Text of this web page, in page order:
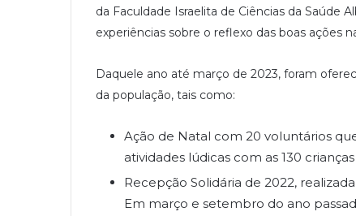
da Faculdade Israelita de Ciências da Saúde
experiências sobre o reflexo das boas ações
Daquele ano até março de 2023, foram
da população, tais como:
Ação de Natal com 20 voluntários
atividades lúdicas com as 130
Recepção Solidária de 2022,
Em março e setembro do ano